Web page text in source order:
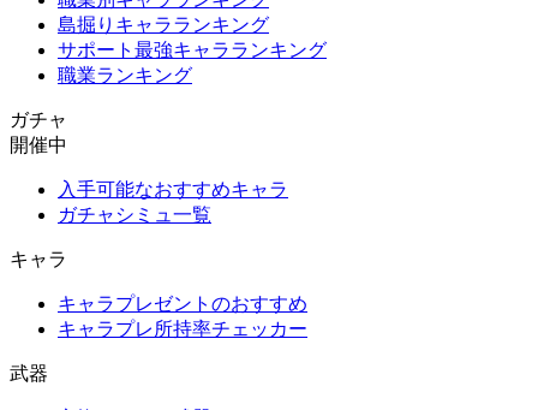
島掘りキャラランキング
サポート最強キャラランキング
職業ランキング
ガチャ
開催中
入手可能なおすすめキャラ
ガチャシミュ一覧
キャラ
キャラプレゼントのおすすめ
キャラプレ所持率チェッカー
武器